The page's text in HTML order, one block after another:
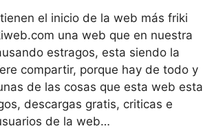
el inicio de la web más friki
una web que en nuestra
estragos, esta siendo la
compartir, porque hay de todo y
de las cosas que esta web esta
descargas gratis, criticas e
de la web…